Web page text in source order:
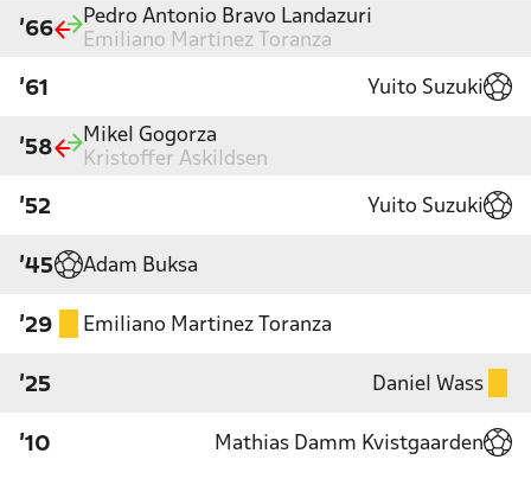
'66
Pedro Antonio Bravo Landazuri
Emiliano Martinez Toranza
'61 Yuito Suzuki
'58
Mikel Gogorza
Kristoffer Askildsen
'52 Yuito Suzuki
'45 Adam Buksa
'29 Emiliano Martinez Toranza
'25 Daniel Wass
'10 Mathias Damm Kvistgaarden